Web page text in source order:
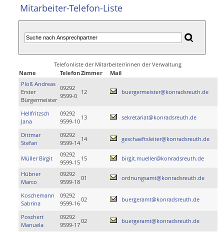
Mitarbeiter-Telefon-Liste
Telefonliste der Mitarbeiter/innen der Verwaltung
Name
TelefonZimmer
Mail
Ploß Andreas
Erster
Bürgermeister
09292
9599-0
12 buergermeister@konradsreuth.de
Hellfritzsch
Jana
09292
9599-10
13 sekretariat@konradsreuth.de
Dittmar
Stefan
09292
9599-14
14 geschaeftsleiter@konradsreuth.de
Müller Birgit
09292
9599-15
15 birgit.mueller@konradsreuth.de
Hübner
Marco
09292
9599-18
01 ordnungsamt@konradsreuth.de
Koschemann
Sabrina
09292
9599-16
02 buergeramt@konradsreuth.de
Poschert
Manuela
09292
9599-17
02 buergeramt@konradsreuth.de